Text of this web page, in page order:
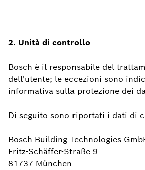
2. Unità di controllo
Bosch è il responsabile del
dell'utente; le eccezioni sono
informativa sulla protezione dei
Di seguito sono riportati i dati di
Bosch Building Technologies
Fritz-Schäffer-Straße 9
81737 München